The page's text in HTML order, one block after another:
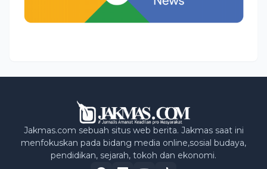
Jakmas.com sebuah situs web berita. Jakmas saat ini
menfokuskan pada bidang media online,sosial budaya,
pendidikan, sejarah, tokoh dan ekonomi.